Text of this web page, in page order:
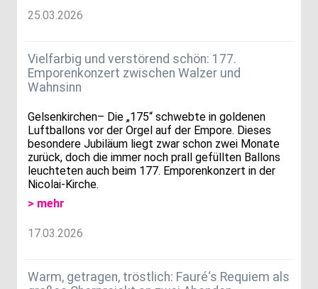
25.03.2026
Vielfarbig und verstörend schön: 177.
Emporenkonzert zwischen Walzer und
Wahnsinn
Gelsenkirchen– Die „175“ schwebte in goldenen
Luftballons vor der Orgel auf der Empore. Dieses
besondere Jubiläum liegt zwar schon zwei Monate
zurück, doch die immer noch prall gefüllten Ballons
leuchteten auch beim 177. Emporenkonzert in der
Nicolai-Kirche.
> mehr
17.03.2026
Warm, getragen, tröstlich: Fauré‘s Requiem als